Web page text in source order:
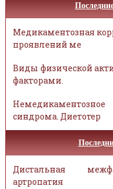
Медикаментозная
проявлений ме
Виды физической
факторами.
синдрома. Диетотер
Дистальная
артропатия